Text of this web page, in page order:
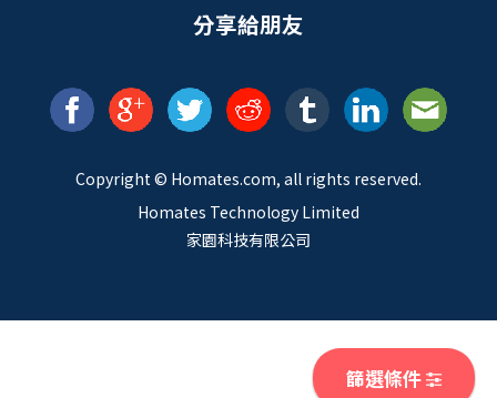
篩選條件
分享給朋友
Copyright © Homates.com, all rights reserved.
Homates Technology Limited
家園科技有限公司